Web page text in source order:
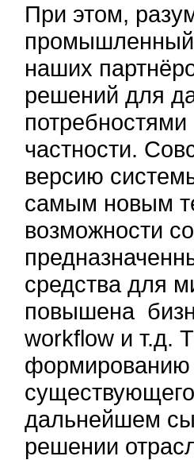
При этом,
промышленный
наших
решений для
частности.
версию
самым новым
возможности
средства для
повышена
workflow и т.д.
формированию
дальнейшем
решении